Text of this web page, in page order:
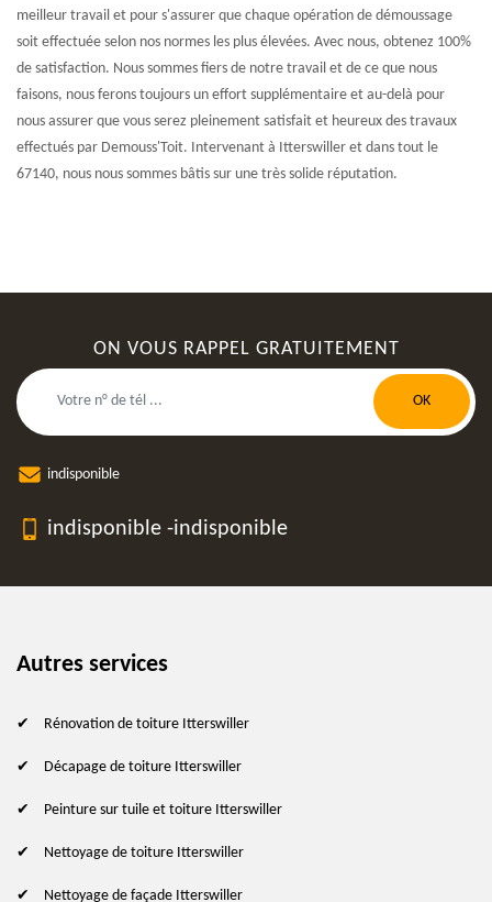
meilleur travail et pour s'assurer que chaque opération de démoussage
soit effectuée selon nos normes les plus élevées. Avec nous, obtenez 100%
de satisfaction. Nous sommes fiers de notre travail et de ce que nous
faisons, nous ferons toujours un effort supplémentaire et au-delà pour
nous assurer que vous serez pleinement satisfait et heureux des travaux
effectués par Demouss'Toit. Intervenant à Itterswiller et dans tout le
67140, nous nous sommes bâtis sur une très solide réputation.
ON VOUS RAPPEL GRATUITEMENT
indisponible
indisponible -indisponible
Autres services
Rénovation de toiture Itterswiller
Décapage de toiture Itterswiller
Peinture sur tuile et toiture Itterswiller
Nettoyage de toiture Itterswiller
Nettoyage de façade Itterswiller